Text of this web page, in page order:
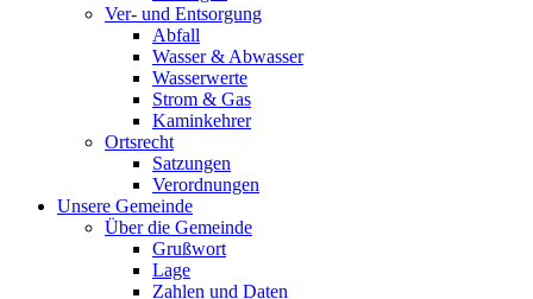
Ver- und Entsorgung
Abfall
Wasser & Abwasser
Wasserwerte
Strom & Gas
Kaminkehrer
Ortsrecht
Satzungen
Verordnungen
Unsere Gemeinde
Über die Gemeinde
Grußwort
Lage
Zahlen und Daten